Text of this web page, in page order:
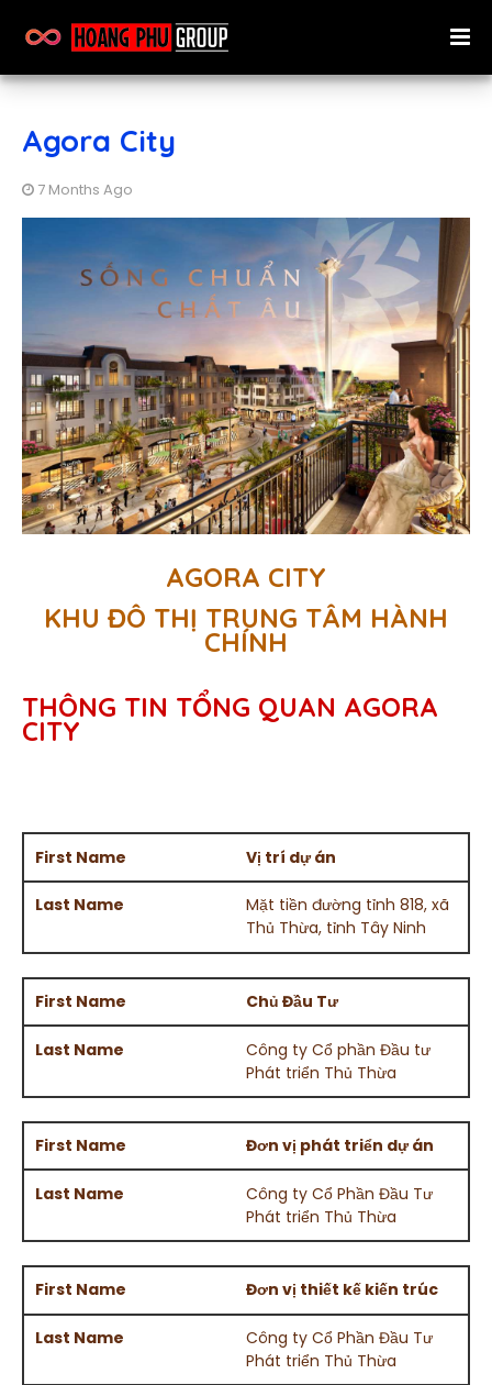
Agora City
7 Months Ago
AGORA CITY
KHU ĐÔ THỊ TRUNG TÂM HÀNH
CHÍNH
THÔNG TIN TỔNG QUAN AGORA
CITY
Vị trí dự án
Mặt tiền đường tỉnh 818, xã
Thủ Thừa, tỉnh Tây Ninh
Chủ Đầu Tư
Công ty Cổ phần Đầu tư
Phát triển Thủ Thừa
Đơn vị phát triển dự án
Công ty Cổ Phần Đầu Tư
Phát triển Thủ Thừa
Đơn vị thiết kế kiến trúc
Công ty Cổ Phần Đầu Tư
Phát triển Thủ Thừa